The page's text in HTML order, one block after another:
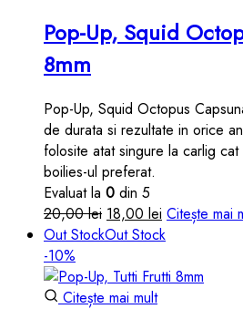
Pop-Up, Squid
8mm
Pop-Up, Squid Octopus
de durata si rezultate in orice
folosite atat singure la carlig
boilies-ul preferat.
Evaluat la 0 din 5
20,00lei Prețul
inițial
fost:
20,00 lei.
18,00 lei Prețul
curent
18,00 lei.
Citește mai
Out StockOut Stock
-10%
Citește mai mult